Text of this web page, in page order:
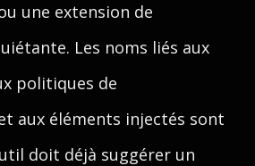
une extension de
Les noms liés aux
politiques de
aux éléments injectés sont
doit déjà suggérer un